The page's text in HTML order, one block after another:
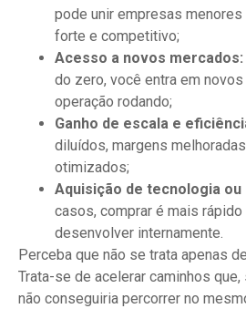
pode unir empresas
forte e competitivo;
Acesso a novos mercados:
do zero, você entra em
operação rodando;
Ganho de escala e
diluídos, margens
otimizados;
Aquisição de tecnologia ou
casos, comprar é mais
desenvolver internamente.
Perceba que não se trata apenas
Trata-se de acelerar caminhos
não conseguiria percorrer no